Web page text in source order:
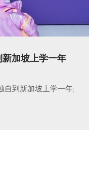
新加坡上学一年
自到新加坡上学一年是什么